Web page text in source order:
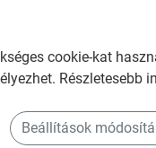
A
After
cookie-kat
Részletesebb
Beállítások